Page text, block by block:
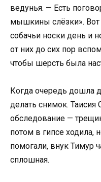
ведунья. — Есть
мышкины слёзки». Вот
собачьи носки день и
от них до сих пор
чтобы шерсть была
Когда очередь дошла
делать снимок.
обследование —
потом в гипсе ходила,
помогали, внук Тимур
сплошная.